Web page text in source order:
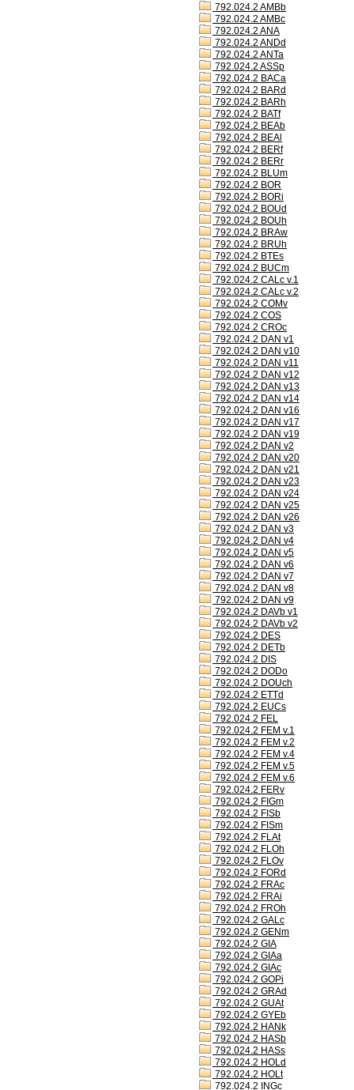
792.024.2 AMBb
792.024.2 AMBc
792.024.2 ANA
792.024.2 ANDd
792.024.2 ANTa
792.024.2 ASSp
792.024.2 BACa
792.024.2 BARd
792.024.2 BARh
792.024.2 BATf
792.024.2 BEAb
792.024.2 BEAl
792.024.2 BERf
792.024.2 BERr
792.024.2 BLUm
792.024.2 BOR
792.024.2 BORi
792.024.2 BOUd
792.024.2 BOUh
792.024.2 BRAw
792.024.2 BRUh
792.024.2 BTEs
792.024.2 BUCm
792.024.2 CALc v.1
792.024.2 CALc v.2
792.024.2 COMv
792.024.2 COS
792.024.2 CROc
792.024.2 DAN v1
792.024.2 DAN v10
792.024.2 DAN v11
792.024.2 DAN v12
792.024.2 DAN v13
792.024.2 DAN v14
792.024.2 DAN v16
792.024.2 DAN v17
792.024.2 DAN v19
792.024.2 DAN v2
792.024.2 DAN v20
792.024.2 DAN v21
792.024.2 DAN v23
792.024.2 DAN v24
792.024.2 DAN v25
792.024.2 DAN v26
792.024.2 DAN v3
792.024.2 DAN v4
792.024.2 DAN v5
792.024.2 DAN v6
792.024.2 DAN v7
792.024.2 DAN v8
792.024.2 DAN v9
792.024.2 DAVb v1
792.024.2 DAVb v2
792.024.2 DES
792.024.2 DETb
792.024.2 DIS
792.024.2 DODo
792.024.2 DOUch
792.024.2 ETTd
792.024.2 EUCs
792.024.2 FEL
792.024.2 FEM v.1
792.024.2 FEM v.2
792.024.2 FEM v.4
792.024.2 FEM v.5
792.024.2 FEM v.6
792.024.2 FERv
792.024.2 FIGm
792.024.2 FISb
792.024.2 FISm
792.024.2 FLAt
792.024.2 FLOh
792.024.2 FLOv
792.024.2 FORd
792.024.2 FRAc
792.024.2 FRAi
792.024.2 FROh
792.024.2 GALc
792.024.2 GENm
792.024.2 GIA
792.024.2 GIAa
792.024.2 GIAc
792.024.2 GOPi
792.024.2 GRAd
792.024.2 GUAt
792.024.2 GYEb
792.024.2 HANk
792.024.2 HASb
792.024.2 HASs
792.024.2 HOLd
792.024.2 HOLt
792.024.2 INGc